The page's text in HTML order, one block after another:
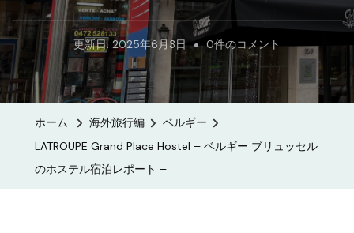
更新日: 2025年6月3日
LATROUPE
Grand
Place
0件のコメント
ホーム 海外旅行編
ベルギー
LATROUPE Grand Place Hostel – ベルギー ブリュッセル
のホステル宿泊レポート –